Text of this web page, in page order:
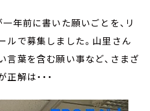
年前に書いた願いごとを、リ
ルで募集しました。山里さん
言葉を含む願い事など、さまざ
解は・・・